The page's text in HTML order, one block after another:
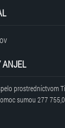
ANJEL
prostredníctvom
sumou 277